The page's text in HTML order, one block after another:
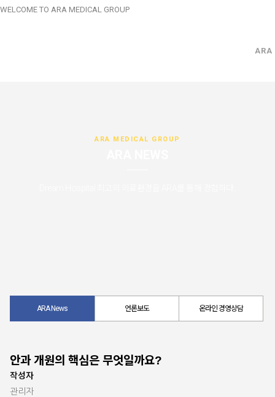
WELCOME TO ARA MEDICAL GROUP
ARA
ARA MEDICAL GROUP
ARA News 언론보도 온라인 경영상담
안과 개원의 핵심은 무엇일까요?
작성자
관리자